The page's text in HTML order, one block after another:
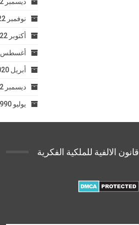
نوفمبر 2022
أكتوبر 2022
أغسطس 2022
أبريل 2020
ديسمبر 2002
يوليو 1990
قانون الالفية للملكية الفكرية